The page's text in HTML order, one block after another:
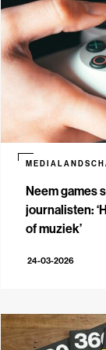
Neem games
journalisten:
of muziek’
24-03-2026